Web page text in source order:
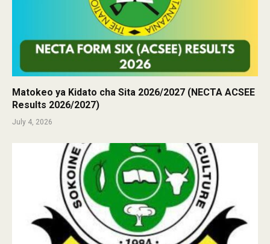
Matokeo ya Kidato cha Sita 2026/2027 (NECTA ACSEE
Results 2026/2027)
July 4, 2026